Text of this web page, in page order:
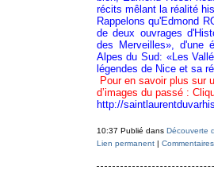
récits mêlant la réalité
Rappelons qu'Edmond
de deux ouvrages
des Merveilles», d'une
Alpes du Sud: «Les
légendes de Nice et sa
Pour en savoir plus sur
d’images du passé :
http://
10:37 Publié dans Découverte
Lien permanent|